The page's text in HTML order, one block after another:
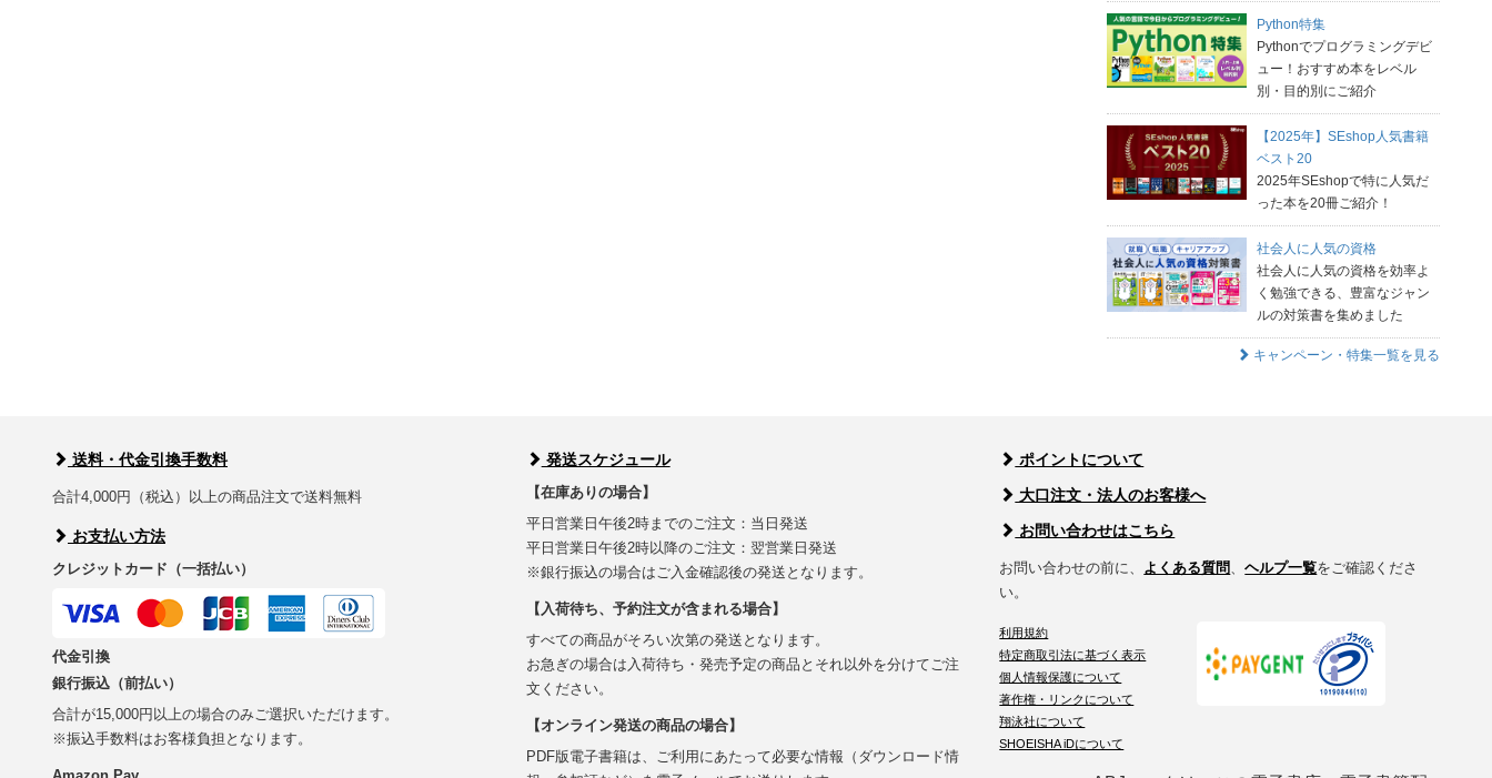
Python特集
Pythonでプログラミングデビ
ュー！おすすめ本をレベル
別・目的別にご紹介
【2025年】SEshop人気書籍
ベスト20
2025年SEshopで特に人気だ
った本を20冊ご紹介！
社会人に人気の資格
社会人に人気の資格を効率よ
く勉強できる、豊富なジャン
ルの対策書を集めました
キャンペーン・特集一覧を見る
送料・代金引換手数料
合計4,000円（税込）以上の商品注文で送料無料
お支払い方法
クレジットカード（一括払い）
代金引換
銀行振込（前払い）
合計が15,000円以上の場合のみご選択いただけます。
※振込手数料はお客様負担となります。
発送スケジュール
【在庫ありの場合】
平日営業日午後2時までのご注文：当日発送
平日営業日午後2時以降のご注文：翌営業日発送
※銀行振込の場合はご入金確認後の発送となります。
【入荷待ち、予約注文が含まれる場合】
すべての商品がそろい次第の発送となります。
お急ぎの場合は入荷待ち・発売予定の商品とそれ以外を分けてご注
文ください。
【オンライン発送の商品の場合】
PDF版電子書籍は、ご利用にあたって必要な情報（ダウンロード情
ポイントについて
大口注文・法人のお客様へ
お問い合わせはこちら
お問い合わせの前に、 よくある質問、ヘルプ一覧をご確認くださ
い。
利用規約
特定商取引法に基づく表示
個人情報保護について
著作権・リンクについて
翔泳社について
SHOEISHA iDについて